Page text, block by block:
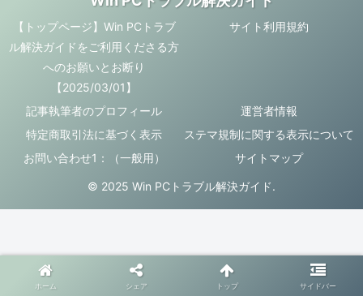
【トップページ】Win PCトラブ
ル解決ガイドをご利用くださる方
へのお願いとお断り
【2025/03/01】
サイト利用規約
記事執筆者のプロフィール
運営者情報
特定商取引法に基づく表示
ステマ規制に関する表示について
お問い合わせ1：（一般用）
サイトマップ
© 2025 Win PCトラブル解決ガイド.
ホーム シェア トップ サイドバー